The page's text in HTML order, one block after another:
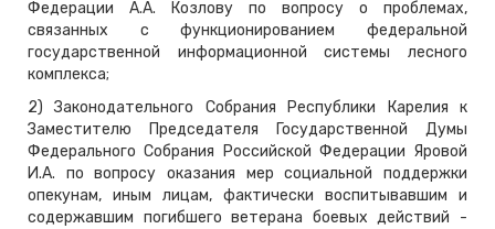
Федерации А.А. Козлову по вопросу о проблемах,
связанных с функционированием федеральной
государственной информационной системы лесного
комплекса;
2) Законодательного Собрания Республики Карелия к
Заместителю Председателя Государственной Думы
Федерального Собрания Российской Федерации Яровой
И.А. по вопросу оказания мер социальной поддержки
опекунам, иным лицам, фактически воспитывавшим и
содержавшим погибшего ветерана боевых действий -